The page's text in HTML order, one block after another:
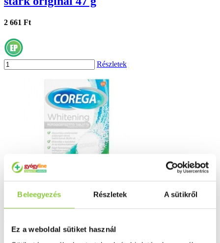
Beleegyezés Részletek A sütikről
Ez a weboldal sütiket használ
2 661 Ft
Részletek
Corega dental white műfogsor tisztító